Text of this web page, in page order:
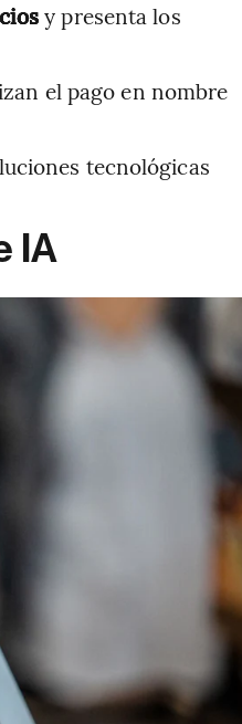
y presenta los
el pago en nombre
tecnológicas
IA